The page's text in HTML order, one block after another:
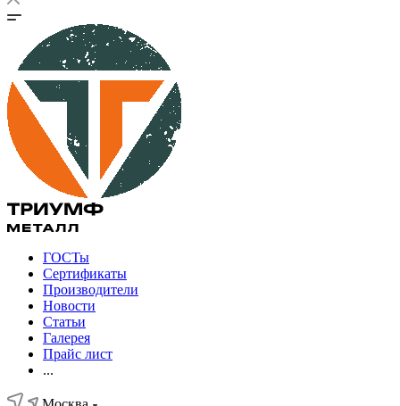
ГОСТы
Сертификаты
Производители
Новости
Статьи
Галерея
Прайс лист
...